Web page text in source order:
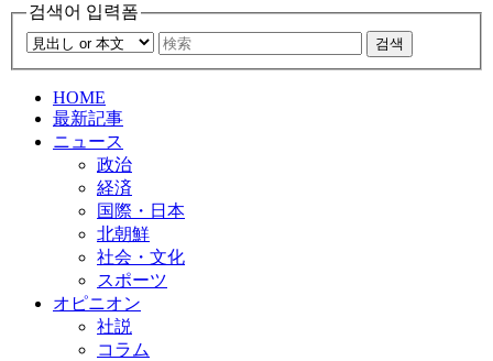
검색어 입력폼
검색
HOME
最新記事
ニュース
政治
経済
国際・日本
北朝鮮
社会・文化
スポーツ
オピニオン
社説
コラム